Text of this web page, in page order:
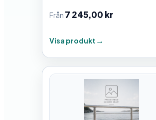
Från 7 245,00 kr
Visa produkt